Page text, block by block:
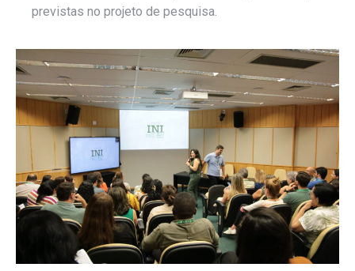
previstas no projeto de pesquisa.